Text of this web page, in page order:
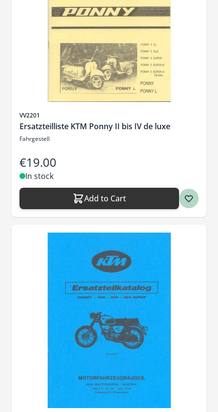
Sku
VV2201
Ersatzteilliste KTM Ponny II bis IV de luxe
Fahrgestell
€19.00
In stock
Add to Cart